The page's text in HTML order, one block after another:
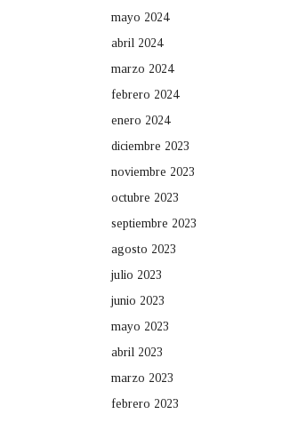
mayo 2024
abril 2024
marzo 2024
febrero 2024
enero 2024
diciembre 2023
noviembre 2023
octubre 2023
septiembre 2023
agosto 2023
julio 2023
junio 2023
mayo 2023
abril 2023
marzo 2023
febrero 2023